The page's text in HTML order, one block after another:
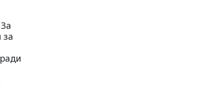
за